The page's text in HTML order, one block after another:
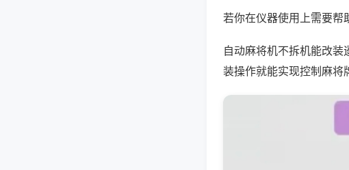
若你在仪器使用上需要帮
自动麻将机不拆机能改
装操作就能实现控制麻将